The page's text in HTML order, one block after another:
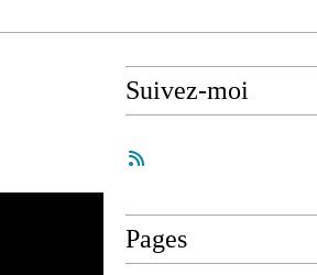
Suivez-moi
Pages